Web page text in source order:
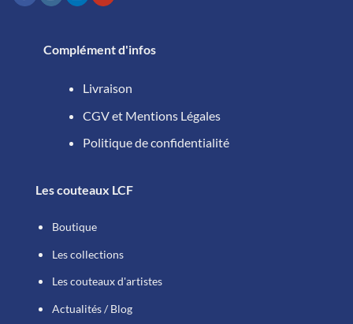
Les couteaux LCF
Boutique
Les collections
Les couteaux d'artistes
Actualités / Blog
Complément d'infos
Livraison
CGV et Mentions Légales
Politique de confidentialité